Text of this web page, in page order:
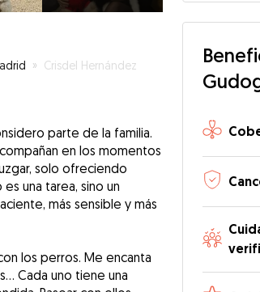
» Crisdel Hernández
parte de la familia.
en los momentos
solo ofreciendo
una tarea, sino un
más sensible y más
los perros. Me encanta
Cada uno tiene una